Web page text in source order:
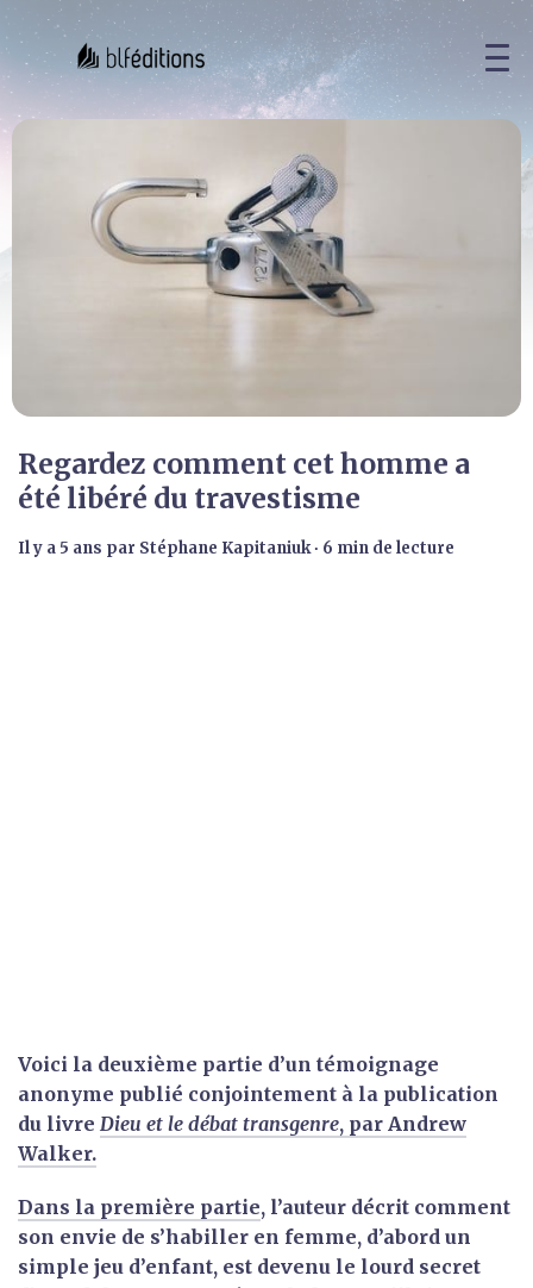
Regardez comment cet homme a
été libéré du travestisme
il y a 5 ans par Stéphane Kapitaniuk ∙ 6 min de lecture
Voici la deuxième partie d’un témoignage
anonyme publié conjointement à la publication
du livre Dieu et le débat transgenre, par Andrew
Walker.
Dans la première partie, l’auteur décrit comment
son envie de s’habiller en femme, d’abord un
simple jeu d’enfant, est devenu le lourd secret